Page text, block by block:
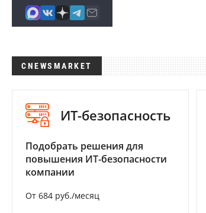
CNEWSMARKET
ИТ-безопасность
Подобрать решения для
повышения ИТ-безопасности
компании
От 684 руб./месяц